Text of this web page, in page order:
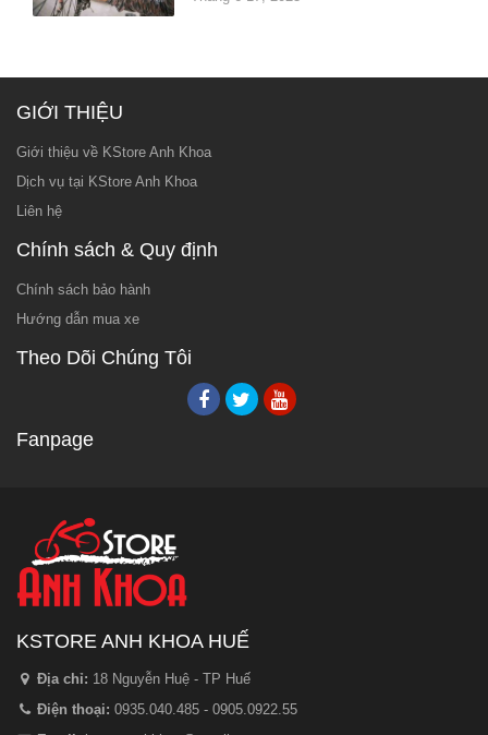
GIỚI THIỆU
Giới thiệu về KStore Anh Khoa
Dịch vụ tại KStore Anh Khoa
Liên hệ
Chính sách & Quy định
Chính sách bảo hành
Hướng dẫn mua xe
Theo Dõi Chúng Tôi
Fanpage
KSTORE ANH KHOA HUẾ
Địa chỉ: 18 Nguyễn Huệ - TP Huế
Điện thoại: 0935.040.485 - 0905.0922.55